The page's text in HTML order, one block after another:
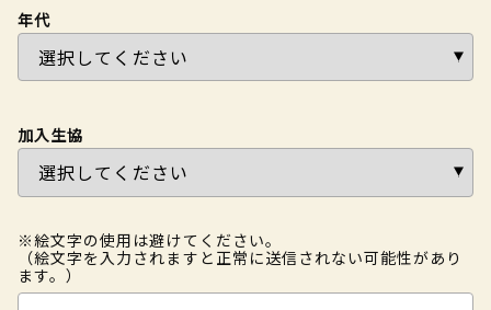
年代
加入生協
※絵文字の使用は避けてください。
（絵文字を入力されますと正常に送信されない可能性があり
ます。）